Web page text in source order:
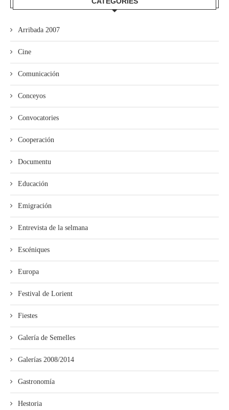
Arribada 2007
Cine
Comunicación
Conceyos
Convocatories
Cooperación
Documentu
Educación
Emigración
Entrevista de la selmana
Escéniques
Europa
Festival de Lorient
Fiestes
Galería de Semelles
Galerías 2008/2014
Gastronomía
Hestoria